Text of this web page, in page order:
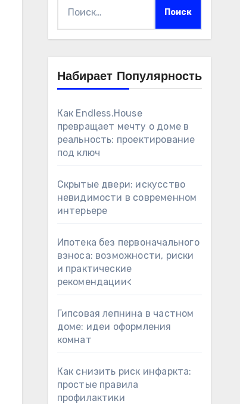
Набирает Популярность
Как Endless.House
превращает мечту о доме в
реальность: проектирование
под ключ
Скрытые двери: искусство
невидимости в современном
интерьере
Ипотека без первоначального
взноса: возможности, риски
и практические
рекомендации<
Гипсовая лепнина в частном
доме: идеи оформления
комнат
Как снизить риск инфаркта:
простые правила
профилактики